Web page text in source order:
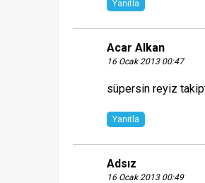
Yanıtla
Acar Alkan
16 Ocak 2013 00:47
süpersin reyiz
Yanıtla
Adsız
16 Ocak 2013 00:49